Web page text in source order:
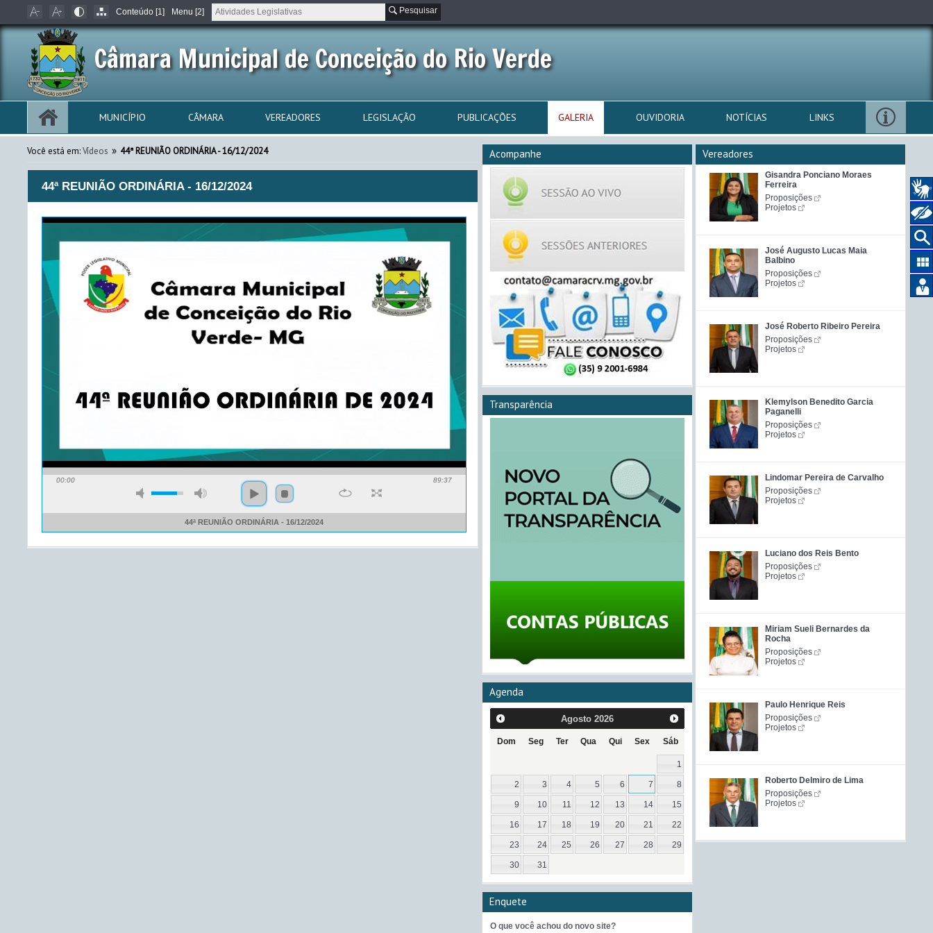
Conteúdo [1] Menu [2] Pesquisar
Câmara Municipal de Conceição do Rio Verde
MUNICÍPIO CÂMARA VEREADORES LEGISLAÇÃO PUBLICAÇÕES GALERIA OUVIDORIA NOTÍCIAS LINKS
Você está em:Vídeos » 44ª REUNIÃO ORDINÁRIA - 16/12/2024
44ª REUNIÃO ORDINÁRIA - 16/12/2024
00:00 89:37
44ª REUNIÃO ORDINÁRIA - 16/12/2024
Vereadores
Gisandra Ponciano Moraes
Ferreira
Proposições
Projetos
José Augusto Lucas Maia
Balbino
Proposições
Projetos
José Roberto Ribeiro Pereira
Proposições
Projetos
Klemylson Benedito Garcia
Paganelli
Proposições
Projetos
Lindomar Pereira de Carvalho
Proposições
Projetos
Luciano dos Reis Bento
Proposições
Projetos
Miriam Sueli Bernardes da
Rocha
Proposições
Projetos
Paulo Henrique Reis
Proposições
Projetos
Roberto Delmiro de Lima
Proposições
Projetos
Acompanhe
Transparência
Agenda
Agosto 2026
Dom Seg Ter Qua Qui Sex Sáb
1
2 3 4 5 6 7 8
9 10 11 12 13 14 15
16 17 18 19 20 21 22
23 24 25 26 27 28 29
30 31
Enquete
O que você achou do novo site?